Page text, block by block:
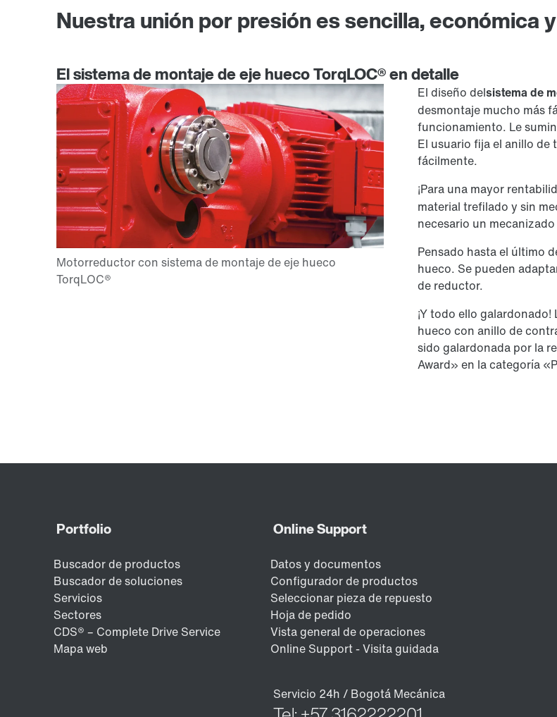
Nuestra unión por presión es sencilla, económica
El sistema de montaje de eje hueco TorqLOC® en detalle
El diseño delsistema de
desmontaje mucho más
funcionamiento. Le
El usuario fija el anillo de
fácilmente.
¡Para una mayor
material trefilado y sin
necesario un
Pensado hasta el último
hueco. Se pueden
de reductor.
¡Y todo ello
hueco con anillo de
sido galardonada por la
Award» en la categoría